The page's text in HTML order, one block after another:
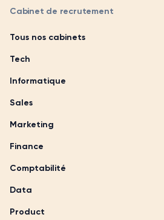
Cabinet de recrutement
Tous nos cabinets
Tech
Informatique
Sales
Marketing
Finance
Comptabilité
Data
Product